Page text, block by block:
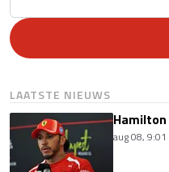
LAATSTE NIEUWS
aug 08, 9:01